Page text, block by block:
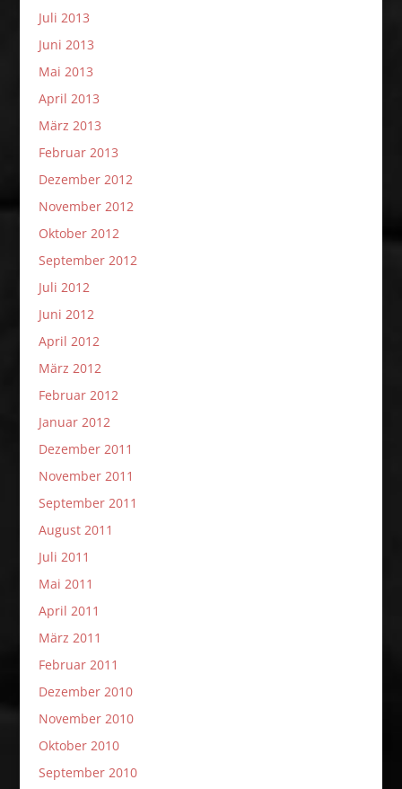
Juli 2013
Juni 2013
Mai 2013
April 2013
März 2013
Februar 2013
Dezember 2012
November 2012
Oktober 2012
September 2012
Juli 2012
Juni 2012
April 2012
März 2012
Februar 2012
Januar 2012
Dezember 2011
November 2011
September 2011
August 2011
Juli 2011
Mai 2011
April 2011
März 2011
Februar 2011
Dezember 2010
November 2010
Oktober 2010
September 2010